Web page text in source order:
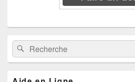
Recherche :Rechercher